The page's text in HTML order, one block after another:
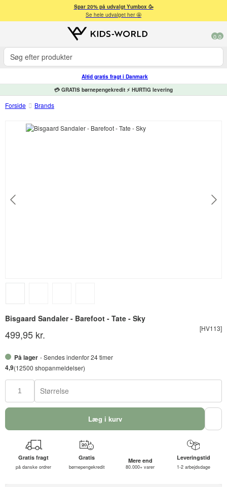
Spar 20% på udvalgt Yumbox 🥳
Se hele udvalget her 🤩
0 0
Altid gratis fragt i Danmark
💳 GRATIS børnepengekredit ⚡ HURTIG levering
Forside Brands
Bisgaard Sandaler - Barefoot - Tate - Sky
[HV113]
499,95 kr.
På lager - Sendes indenfor 24 timer
4,9(12500 shopanmeldelser)
Størrelse
Læg i kurv
Gratis fragt
på danske ordrer
Gratis
børnepengekredit
Mere end
80.000+ varer
Leveringstid
1-2 arbejdsdage